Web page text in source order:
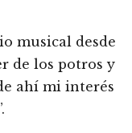
musical desde
de los potros y
ahí mi interés